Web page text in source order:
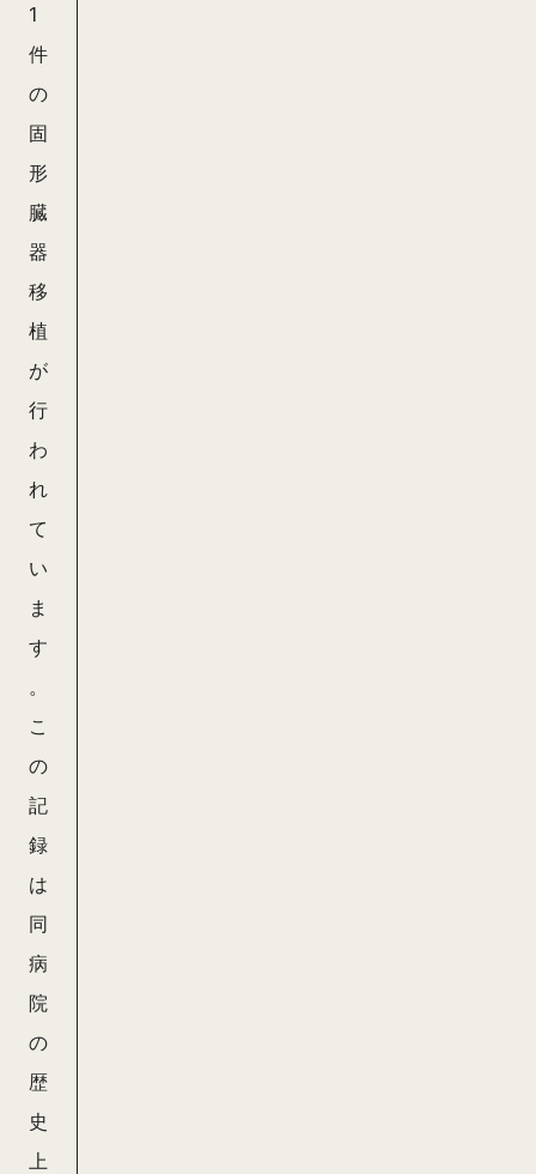
1
件
の
固
形
臓
器
移
植
が
行
わ
れ
て
い
ま
す
。
こ
の
記
録
は
同
病
院
の
歴
史
上